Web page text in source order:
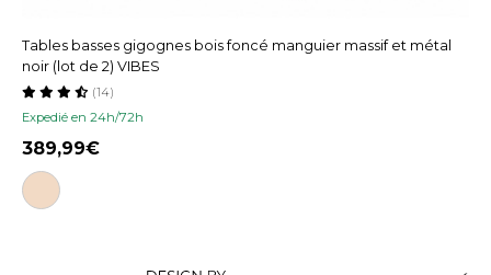
Tables basses gigognes bois foncé manguier massif et métal
noir (lot de 2) VIBES
Expedié en 24h/72h
(14)
389,99